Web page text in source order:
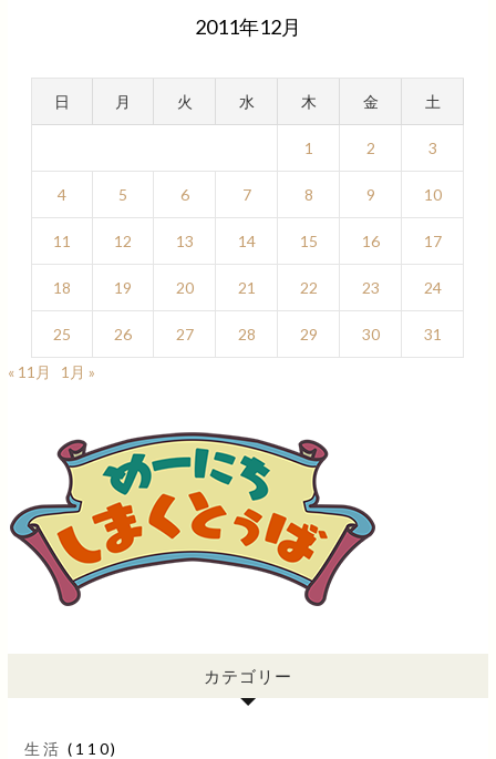
2011年12月
日 月 火 水 木 金 土
1 2 3
4 5 6 7 8 9 10
11 12 13 14 15 16 17
18 19 20 21 22 23 24
25 26 27 28 29 30
31
« 11月
1月 »
カテゴリー
生活 (110)